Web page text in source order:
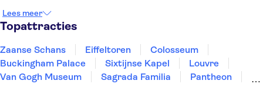
Eindhoven
Lees meer
Topattracties
Zaanse Schans Eiffeltoren
Colosseum
Buckingham Palace
Sixtijnse Kapel
Louvre
Van Gogh Museum
Sagrada Familia
Pantheon